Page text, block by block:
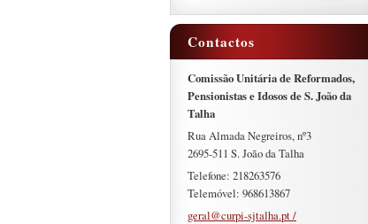
Contactos
Comissão Unitária de Reformados,
Pensionistas e Idosos de S. João da
Talha
Rua Almada Negreiros, nº3
2695-511 S. João da Talha
Telefone: 218263576
Telemóvel: 968613867
geral@curpi-sjtalha.pt /